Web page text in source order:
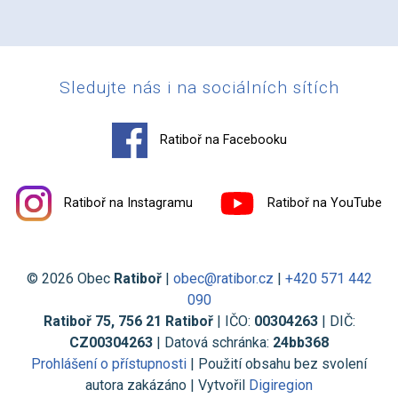
Sledujte nás i na sociálních sítích
Ratiboř na Facebooku
Ratiboř na Instagramu Ratiboř na YouTube
© 2026 Obec Ratiboř| obec@ratibor.cz | +420 571 442
090
Ratiboř 75, 756 21 Ratiboř| IČO: 00304263| DIČ:
CZ00304263 | Datová schránka: 24bb368
Prohlášení o přístupnosti | Použití obsahu bez svolení
autora zakázáno | Vytvořil Digiregion